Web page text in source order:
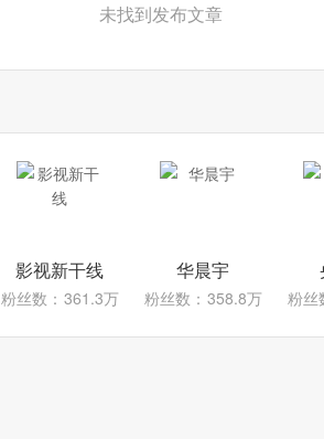
未找到发布文章
影视新干线
粉丝数： 361.3万
华晨宇
粉丝数： 358.8万 粉丝